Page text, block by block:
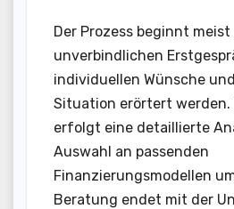
Der Prozess beginnt
unverbindlichen
individuellen Wünsche
Situation erörtert werden.
erfolgt eine detaillierte
Auswahl an passenden
Finanzierungsmodellen
Beratung endet mit der